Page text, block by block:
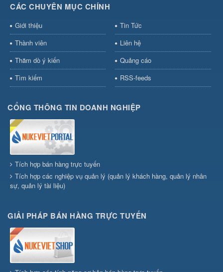
CÁC CHUYÊN MỤC CHÍNH
Giới thiệu
Tin Tức
Thành viên
Liên hệ
Thăm dò ý kiến
Quảng cáo
Tìm kiếm
RSS-feeds
CỔNG THÔNG TIN DOANH NGHIỆP
Tích hợp bán hàng trực tuyến
Tích hợp các nghiệp vụ quản lý (quản lý khách hàng, quản lý nhân
sự, quản lý tài liệu)
GIẢI PHÁP BÁN HÀNG TRỰC TUYẾN